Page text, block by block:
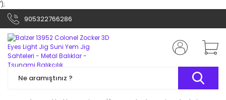
');
905322766286